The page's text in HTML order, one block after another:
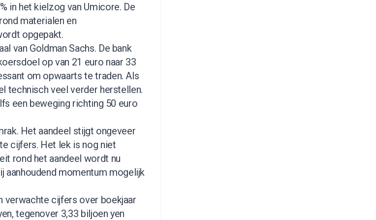
in het kielzog van Umicore. De
materialen en
opgepakt.
van Goldman Sachs. De bank
op van 21 euro naar 33
om opwaarts te traden. Als
technisch veel verder herstellen.
een beweging richting 50 euro
Het aandeel stijgt ongeveer
cijfers. Het lek is nog niet
rond het aandeel wordt nu
aanhoudend momentum mogelijk
verwachte cijfers over boekjaar
tegenover 3,33 biljoen yen